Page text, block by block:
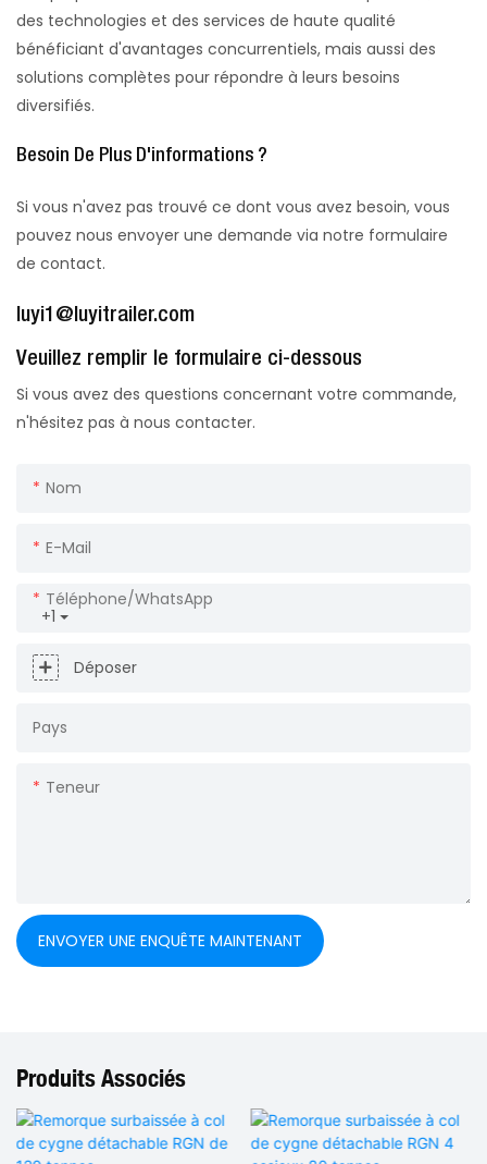
des technologies et des services de haute qualité
bénéficiant d'avantages concurrentiels, mais aussi des
solutions complètes pour répondre à leurs besoins
diversifiés.
Besoin De Plus D'informations ?
Si vous n'avez pas trouvé ce dont vous avez besoin, vous
pouvez nous envoyer une demande via notre formulaire
de contact.
luyi1@luyitrailer.com
Veuillez remplir le formulaire ci-dessous
Si vous avez des questions concernant votre commande,
n'hésitez pas à nous contacter.
Nom
E-Mail
+1
Téléphone/WhatsApp
Déposer
Pays
Teneur
ENVOYER UNE ENQUÊTE MAINTENANT
Produits Associés